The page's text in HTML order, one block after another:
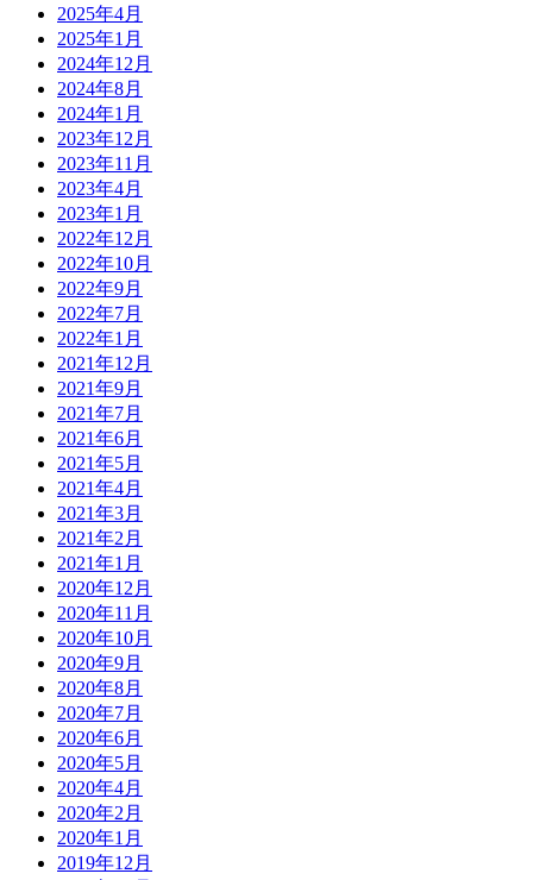
2025年4月
2025年1月
2024年12月
2024年8月
2024年1月
2023年12月
2023年11月
2023年4月
2023年1月
2022年12月
2022年10月
2022年9月
2022年7月
2022年1月
2021年12月
2021年9月
2021年7月
2021年6月
2021年5月
2021年4月
2021年3月
2021年2月
2021年1月
2020年12月
2020年11月
2020年10月
2020年9月
2020年8月
2020年7月
2020年6月
2020年5月
2020年4月
2020年2月
2020年1月
2019年12月